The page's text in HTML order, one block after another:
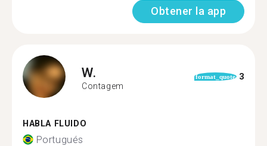
Obtener la app
W.
Contagem
format_quote 3
HABLA FLUIDO
Portugués